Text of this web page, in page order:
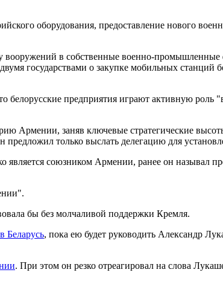
оборудования, предоставление нового
вооружений в собственные военно-
государствами о закупке мобильных станций
предприятия играют активную роль
Армении, заняв ключевые стратегические
только выслать делегацию для
является союзником Армении, ранее он называл
бы без молчаливой поддержки Кремля.
Беларусь, пока ею будет руководить Александр
. При этом он резко отреагировал на слова